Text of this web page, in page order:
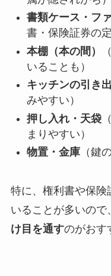
書類ケース・フ
書・保険証券の定
本棚（本の間）
いることも）
キッチンの引き
みやすい）
押し入れ・天袋
まりやすい）
物置・金庫（鍵
特に、権利書や保険
いることが多いので、
け目を通すのがおす